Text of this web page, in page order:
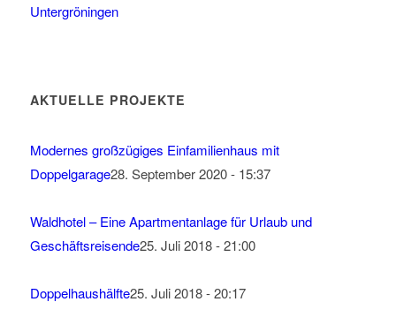
Untergröningen
AKTUELLE PROJEKTE
Modernes großzügiges Einfamilienhaus mit
Doppelgarage28. September 2020 - 15:37
Waldhotel – Eine Apartmentanlage für Urlaub und
Geschäftsreisende25. Juli 2018 - 21:00
Doppelhaushälfte25. Juli 2018 - 20:17